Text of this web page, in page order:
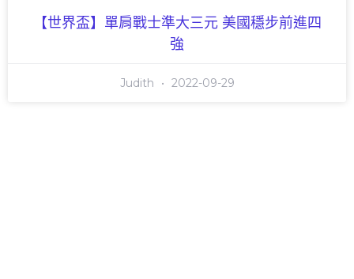
【世界盃】單肩戰士準大三元 美國穩步前進四
強
Judith 2022-09-29